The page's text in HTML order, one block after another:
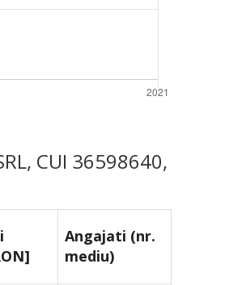
CUI 36598640,
Angajati (nr.
mediu)